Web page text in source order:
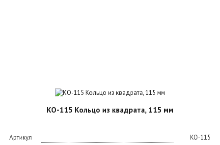
КО-115 Кольцо из квадрата, 115 мм
Артикул
KO-115